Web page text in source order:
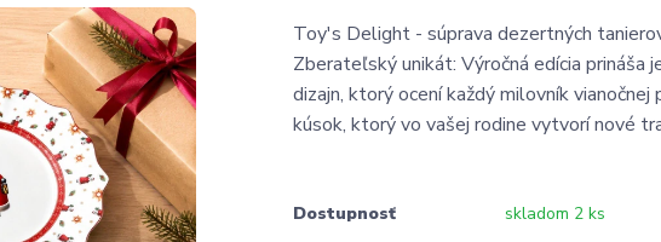
Toy's Delight - súprava dezertných
Zberateľský unikát: Výročná edícia prináša
dizajn, ktorý ocení každý milovník vianočnej
kúsok, ktorý vo vašej rodine vytvorí nové
Dostupnosť skladom 2 ks